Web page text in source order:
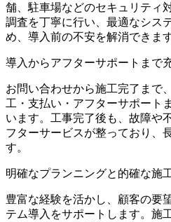
舗、駐車場などのセキュリティ
調査を丁寧に行い、最適なシス
め、導入前の不安を解消できます
導入からアフターサポートまで
お問い合わせから施工完了まで
工・支払い・アフターサポート
います。工事完了後も、故障や
フターサービスが整っており、
す。
明確なプランニングと的確な施
豊富な経験を活かし、顧客の要
テム導入をサポートします。施